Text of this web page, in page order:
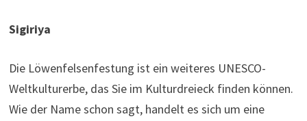
Sigiriya
Die Löwenfelsenfestung ist ein weiteres UNESCO-
Weltkulturerbe, das Sie im Kulturdreieck finden können.
Wie der Name schon sagt, handelt es sich um eine